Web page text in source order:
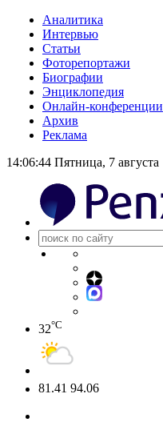
Аналитика
Интервью
Статьи
Фоторепортажи
Биографии
Энциклопедия
Онлайн-конференции
Архив
Реклама
14:06:44 Пятница, 7 августа
32°C
81.41 94.06